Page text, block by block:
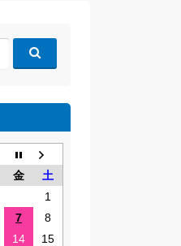
金
土
1
7
8
14
15